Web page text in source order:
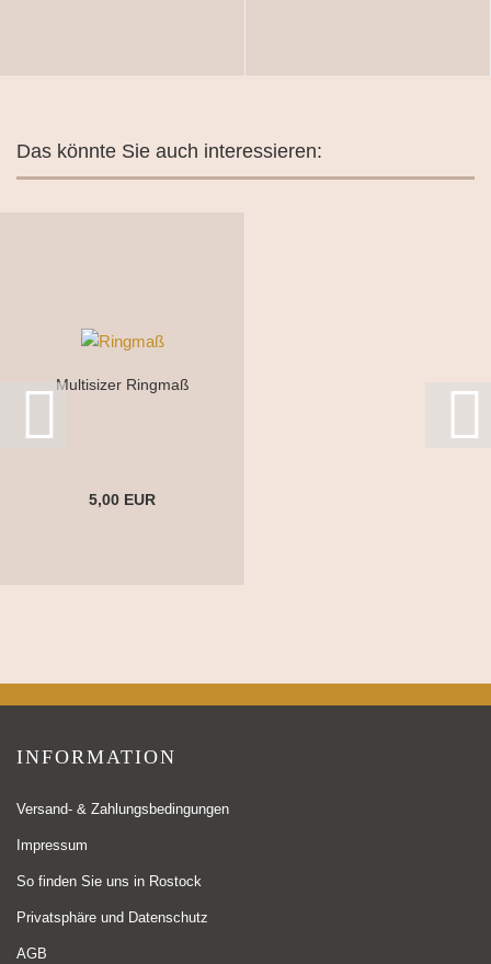
Das könnte Sie auch interessieren:
Multisizer Ringmaß
5,00 EUR
INFORMATION
Versand- & Zahlungsbedingungen
Impressum
So finden Sie uns in Rostock
Privatsphäre und Datenschutz
AGB